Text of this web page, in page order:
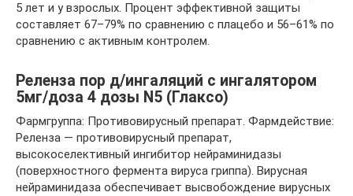
5 лет и у взрослых. Процент эффективной защиты
составляет 67–79% по сравнению с плацебо и 56–61% по
сравнению с активным контролем.
Реленза пор д/ингаляций с ингалятором
5мг/доза 4 дозы N5 (Глаксо)
Фармгруппа: Противовирусный препарат. Фармдействие:
Реленза — противовирусный препарат,
высокоселективный ингибитор нейраминидазы
(поверхностного фермента вируса гриппа). Вирусная
нейраминидаза обеспечивает высвобождение вирусных